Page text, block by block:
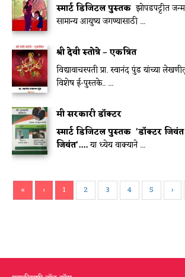
स्मार्ट डिजिटल पुस्तक झोपडपट्टीत
सामान्य आयुष्य जगण्यासाठी ...
श्री देवी स्तोत्रे – एकत्रित
विद्यावाचस्पती प्रा. स्वानंद पुंड यांच्या
विशेष ई-पुस्तके.. ...
मी सरकारी डॉक्टर
स्मार्ट डिजिटल पुस्तक 'डॉक्टर
जिवंत'....या ध्येय वाक्याने ...
« ‹ 1 2 3 4 5 ›